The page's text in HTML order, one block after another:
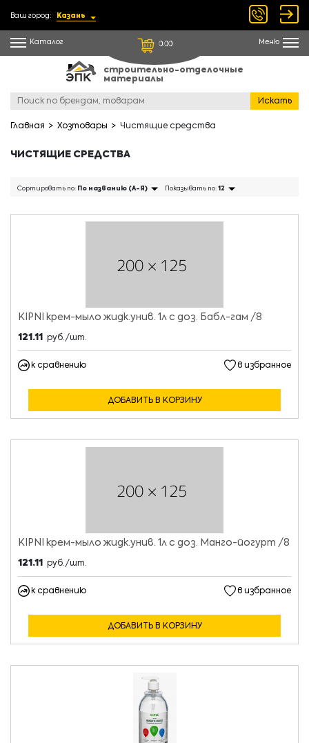
Ваш город: Казань
Каталог 0.00 Меню
строительно-отделочные
материалы
Искать
Главная Хозтовары Чистящие средства
ЧИСТЯЩИЕ СРЕДСТВА
Сортировать по: По названию (А-Я) Показывать по: 12
KIPNI крем-мыло жидк.унив. 1л с доз. Бабл-гам /8
121.11 руб./шт.
к сравнению в избранное
ДОБАВИТЬ В КОРЗИНУ
KIPNI крем-мыло жидк.унив. 1л с доз. Манго-йогурт /8
121.11 руб./шт.
к сравнению в избранное
ДОБАВИТЬ В КОРЗИНУ